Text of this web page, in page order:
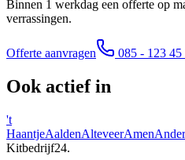
Binnen 1 werkdag een offerte op
verrassingen.
Offerte aanvragen 085 - 123 45
Ook actief in
't
HaantjeAaldenAlteveerAmen
Kitbedrijf24.